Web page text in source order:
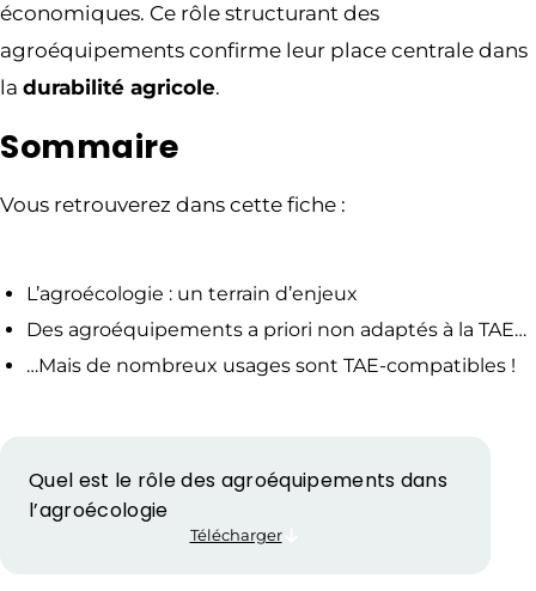
économiques. Ce rôle structurant des
agroéquipements confirme leur place centrale dans
la durabilité agricole.
Sommaire
Vous retrouverez dans cette fiche :
L’agroécologie : un terrain d’enjeux
Des agroéquipements a priori non adaptés à la TAE…
…Mais de nombreux usages sont TAE-compatibles !
Quel est le rôle des agroéquipements dans
l’agroécologie
Télécharger